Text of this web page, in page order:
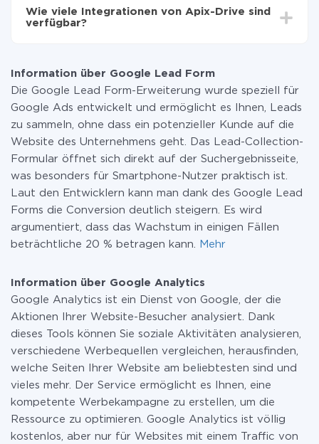
zahlen nur für die Datenmenge, die über unseren
Service von einem System auf ein anderes übertragen
Weitere Informationen zu
Tarifen
Wie viele Integrationen von Apix-Drive sind
verfügbar?
Information über Google Lead Form
Die Google Lead Form-Erweiterung wurde speziell für
Google Ads entwickelt und ermöglicht es Ihnen, Leads
zu sammeln, ohne dass ein potenzieller Kunde auf die
Website des Unternehmens geht. Das Lead-Collection-
Formular öffnet sich direkt auf der Suchergebnisseite,
was besonders für Smartphone-Nutzer praktisch ist.
Laut den Entwicklern kann man dank des Google Lead
Forms die Conversion deutlich steigern. Es wird
argumentiert, dass das Wachstum in einigen Fällen
beträchtliche 20 % betragen kann.
Mehr
Information über Google Analytics
Google Analytics ist ein Dienst von Google, der die
Aktionen Ihrer Website-Besucher analysiert. Dank
dieses Tools können Sie soziale Aktivitäten analysieren,
verschiedene Werbequellen vergleichen, herausfinden,
welche Seiten Ihrer Website am beliebtesten sind und
vieles mehr. Der Service ermöglicht es Ihnen, eine
kompetente Werbekampagne zu erstellen, um die
Ressource zu optimieren. Google Analytics ist völlig
kostenlos, aber nur für Websites mit einem Traffic von